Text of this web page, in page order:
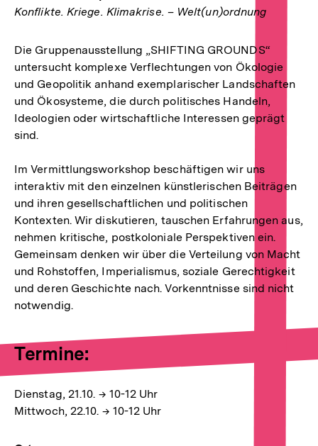
Konflikte. Kriege. Klimakrise. – Welt(un)ordnung
Die Gruppenausstellung „SHIFTING GROUNDS“
untersucht komplexe Verflechtungen von Ökologie
und Geopolitik anhand exemplarischer Landschaften
und Ökosysteme, die durch politisches Handeln,
Ideologien oder wirtschaftliche Interessen geprägt
sind.
Im Vermittlungsworkshop beschäftigen wir uns
interaktiv mit den einzelnen künstlerischen Beiträgen
und ihren gesellschaftlichen und politischen
Kontexten. Wir diskutieren, tauschen Erfahrungen aus,
nehmen kritische, postkoloniale Perspektiven ein.
Gemeinsam denken wir über die Verteilung von Macht
und Rohstoffen, Imperialismus, soziale Gerechtigkeit
und deren Geschichte nach. Vorkenntnisse sind nicht
notwendig.
Termine:
Dienstag, 21.10. → 10-12 Uhr
Mittwoch, 22.10. → 10-12 Uhr